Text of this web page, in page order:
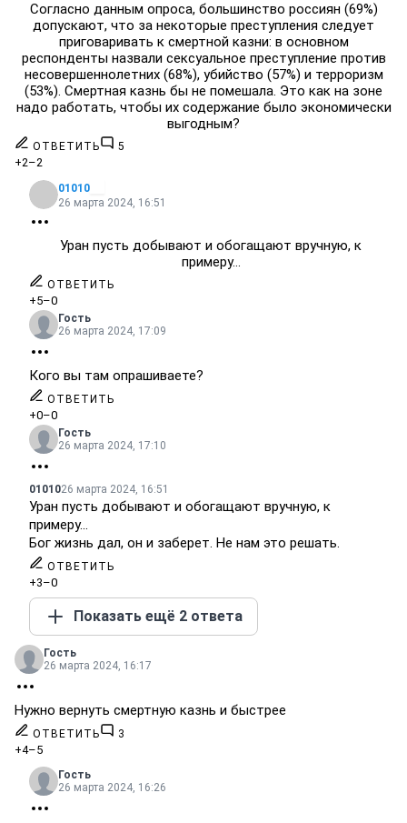
Согласно данным опроса, большинство россиян (69%)
допускают, что за некоторые преступления следует
приговаривать к смертной казни: в основном
респонденты назвали сексуальное преступление против
несовершеннолетних (68%), убийство (57%) и терроризм
(53%). Смертная казнь бы не помешала. Это как на зоне
надо работать, чтобы их содержание было экономически
выгодным?
ОТВЕТИТЬ 5
+2–2
01010
26 марта 2024, 16:51
Уран пусть добывают и обогащают вручную, к
примеру...
ОТВЕТИТЬ
+5–0
Гость
26 марта 2024, 17:09
Кого вы там опрашиваете?
ОТВЕТИТЬ
+0–0
Гость
26 марта 2024, 17:10
0101026 марта 2024, 16:51
Уран пусть добывают и обогащают вручную, к
примеру...
Бог жизнь дал, он и заберет. Не нам это решать.
ОТВЕТИТЬ
+3–0
Показать ещё 2 ответа
Гость
26 марта 2024, 16:17
Нужно вернуть смертную казнь и быстрее
ОТВЕТИТЬ 3
+4–5
Гость
26 марта 2024, 16:26